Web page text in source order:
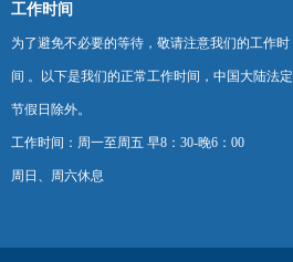
工作时间
为了避免不必要的等待，敬请注意我们的工作时
间 。以下是我们的正常工作时间，中国大陆法定
节假日除外。
工作时间：周一至周五 早8：30-晚6：00
周日、周六休息